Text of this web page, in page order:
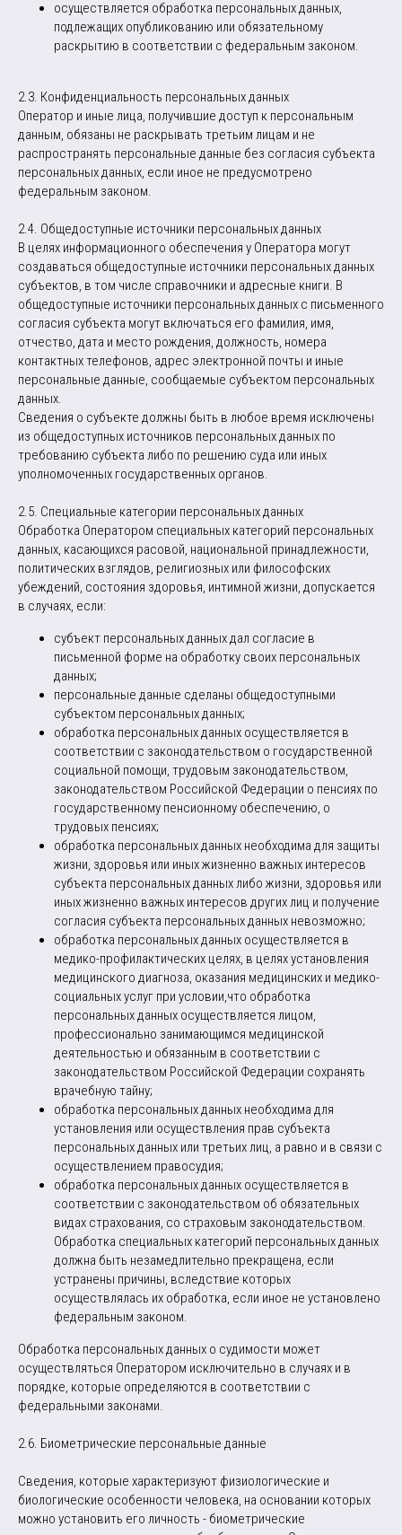
осуществляется обработка персональных данных,
подлежащих опубликованию или обязательному
раскрытию в соответствии с федеральным законом.
2.3. Конфиденциальность персональных данных
Оператор и иные лица, получившие доступ к персональным
данным, обязаны не раскрывать третьим лицам и не
распространять персональные данные без согласия субъекта
персональных данных, если иное не предусмотрено
федеральным законом.
2.4. Общедоступные источники персональных данных
В целях информационного обеспечения у Оператора могут
создаваться общедоступные источники персональных данных
субъектов, в том числе справочники и адресные книги. В
общедоступные источники персональных данных с письменного
согласия субъекта могут включаться его фамилия, имя,
отчество, дата и место рождения, должность, номера
контактных телефонов, адрес электронной почты и иные
персональные данные, сообщаемые субъектом персональных
данных.
Сведения о субъекте должны быть в любое время исключены
из общедоступных источников персональных данных по
требованию субъекта либо по решению суда или иных
уполномоченных государственных органов.
2.5. Специальные категории персональных данных
Обработка Оператором специальных категорий персональных
данных, касающихся расовой, национальной принадлежности,
политических взглядов, религиозных или философских
убеждений, состояния здоровья, интимной жизни, допускается
в случаях, если:
субъект персональных данных дал согласие в
письменной форме на обработку своих персональных
данных;
персональные данные сделаны общедоступными
субъектом персональных данных;
обработка персональных данных осуществляется в
соответствии с законодательством о государственной
социальной помощи, трудовым законодательством,
законодательством Российской Федерации о пенсиях по
государственному пенсионному обеспечению, о
трудовых пенсиях;
обработка персональных данных необходима для защиты
жизни, здоровья или иных жизненно важных интересов
субъекта персональных данных либо жизни, здоровья или
иных жизненно важных интересов других лиц и получение
согласия субъекта персональных данных невозможно;
обработка персональных данных осуществляется в
медико-профилактических целях, в целях установления
медицинского диагноза, оказания медицинских и медико-
социальных услуг при условии,что обработка
персональных данных осуществляется лицом,
профессионально занимающимся медицинской
деятельностью и обязанным в соответствии с
законодательством Российской Федерации сохранять
врачебную тайну;
обработка персональных данных необходима для
установления или осуществления прав субъекта
персональных данных или третьих лиц, а равно и в связи с
осуществлением правосудия;
обработка персональных данных осуществляется в
соответствии с законодательством об обязательных
видах страхования, со страховым законодательством.
Обработка специальных категорий персональных данных
должна быть незамедлительно прекращена, если
устранены причины, вследствие которых
осуществлялась их обработка, если иное не установлено
федеральным законом.
Обработка персональных данных о судимости может
осуществляться Оператором исключительно в случаях и в
порядке, которые определяются в соответствии с
федеральными законами.
2.6. Биометрические персональные данные
Сведения, которые характеризуют физиологические и
биологические особенности человека, на основании которых
можно установить его личность - биометрические